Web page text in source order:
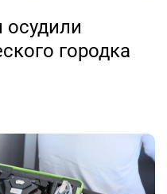
осудили
городка